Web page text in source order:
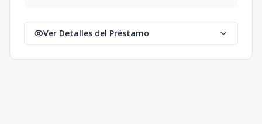
Ver Detalles del Préstamo